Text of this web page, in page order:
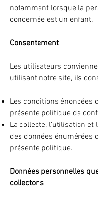
notamment lorsque la
concernée est un enfant.
Consentement
Les utilisateurs
utilisant notre site, ils
Les conditions énoncées
présente politique de
La collecte, l’utilisation et
des données énumérées
présente politique.
Données personnelles
collectons